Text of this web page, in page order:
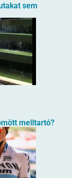
sem
melltartó?